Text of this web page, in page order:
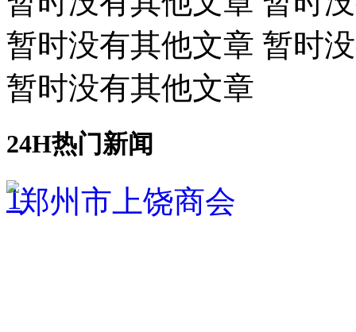
暂时没有其他文章 暂时
暂时没有其他文章
24H热门新闻
1